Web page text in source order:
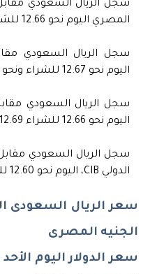
سجل الريال السعودي
المصري اليوم نحو 12.66 للشراء ونحو 12.69 للبيع.
سجل الريال السعودي
اليوم نحو 12.67 للشراء ونحو 12.70 للبيع.
سجل الريال السعودي
اليوم نحو 12.66 للشراء 12.69 للبيع.
سجل الريال السعودي
الدولي CIB، اليوم نحو 12.60 للشراء ونحو 12.69 للبيع.
الجنيه المصرى